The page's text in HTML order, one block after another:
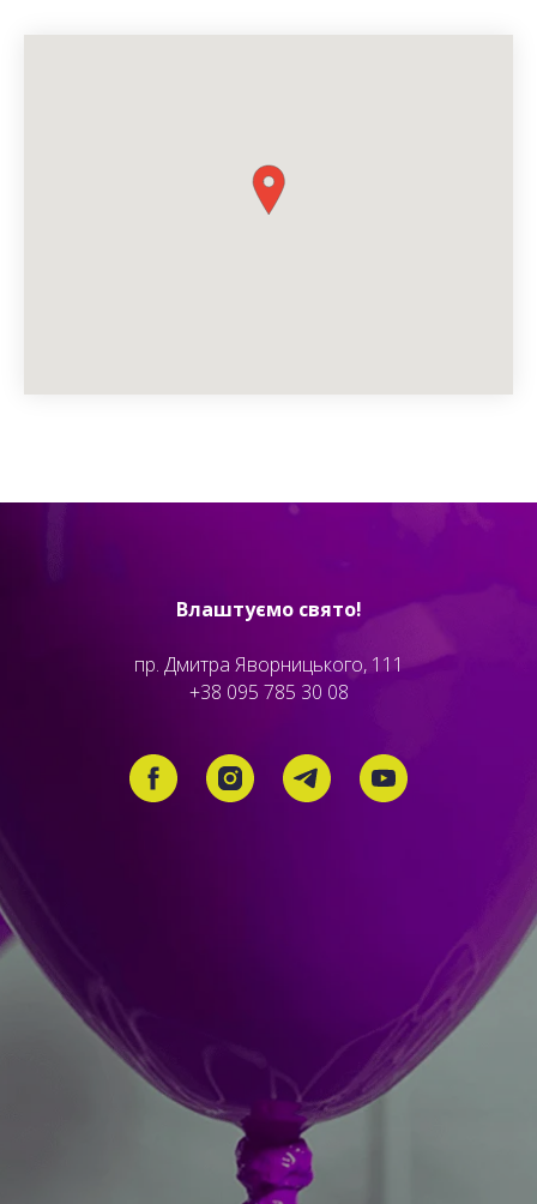
Влаштуємо свято!
пр. Дмитра Яворницького, 111
+38 095 785 30 08